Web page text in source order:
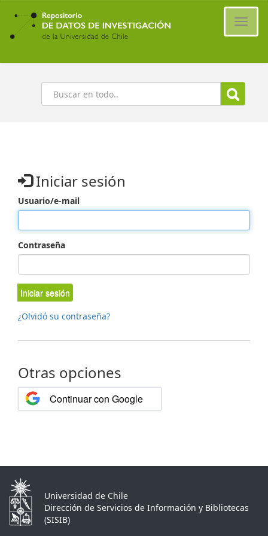
Ir
contenido
principal
Buscar
Iniciar sesión
Usuario/e-mail
Contraseña
Iniciar sesión
¿Olvidó su contraseña?
Otras opciones
Continuar con Google
Universidad de Chile
Dirección de Servicios de Información y Bibliotecas
(SISIB)